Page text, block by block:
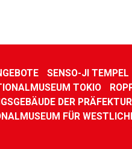
SENSO-JI TEMPEL
TOKIO
DER
FÜR